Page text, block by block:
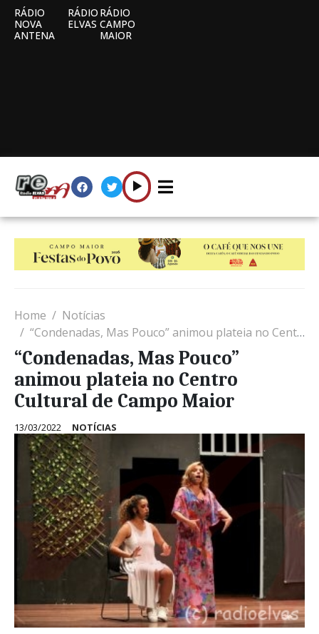
RÁDIO
NOVA
ANTENA
RÁDIO
ELVAS
RÁDIO
CAMPO
MAIOR
Home
Notícias
“Condenadas, Mas Pouco” animou plateia no Centro Cultural de Campo Maior
“Condenadas, Mas Pouco”
animou plateia no Centro
Cultural de Campo Maior
13/03/2022 NOTÍCIAS